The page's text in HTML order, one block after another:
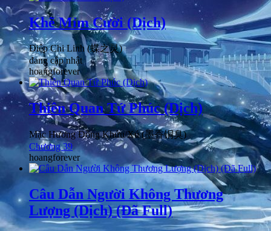
Khẽ Mỉm Cười (Dịch)
Điệp Chi Linh (蝶之灵)
đang cập nhật
hoangforever
Thiên Quan Tứ Phúc (Dịch)
Mặc Hương Đồng Khứu/Xú (墨香铜臭)
Chương 39
hoangforever
Câu Dẫn Người Không Thương
Lượng (Dịch) (Đã Full)